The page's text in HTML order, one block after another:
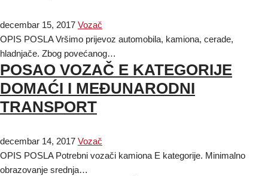
decembar 15, 2017 Vozač
OPIS POSLA Vršimo prijevoz automobila, kamiona, cerade,
hladnjače. Zbog povećanog…
POSAO VOZAČ E KATEGORIJE
DOMAĆI I MEĐUNARODNI
TRANSPORT
decembar 14, 2017 Vozač
OPIS POSLA Potrebni vozači kamiona E kategorije. Minimalno
obrazovanje srednja…